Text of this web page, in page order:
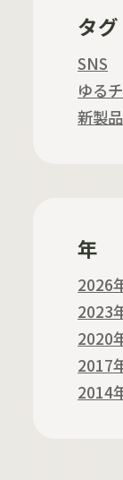
タグ
SNS
ゆる
新製品
年
2026
2023
2020
2017
2014